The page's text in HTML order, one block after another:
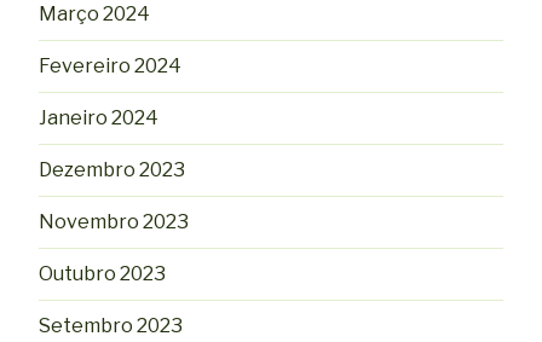
Março 2024
Fevereiro 2024
Janeiro 2024
Dezembro 2023
Novembro 2023
Outubro 2023
Setembro 2023